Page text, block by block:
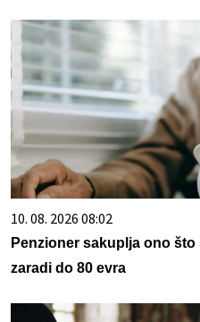
10. 08. 2026 08:02
Penzioner sakuplja ono
zaradi do 80 evra